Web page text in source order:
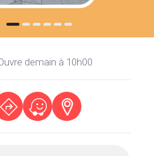
demain à 10h00